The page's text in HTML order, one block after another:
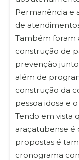
Permanência e
de
Também foram
construção de
prevenção junto
além de
construção da
pessoa idosa e
Tendo em vista
araçatubense é
propostas é
cronograma